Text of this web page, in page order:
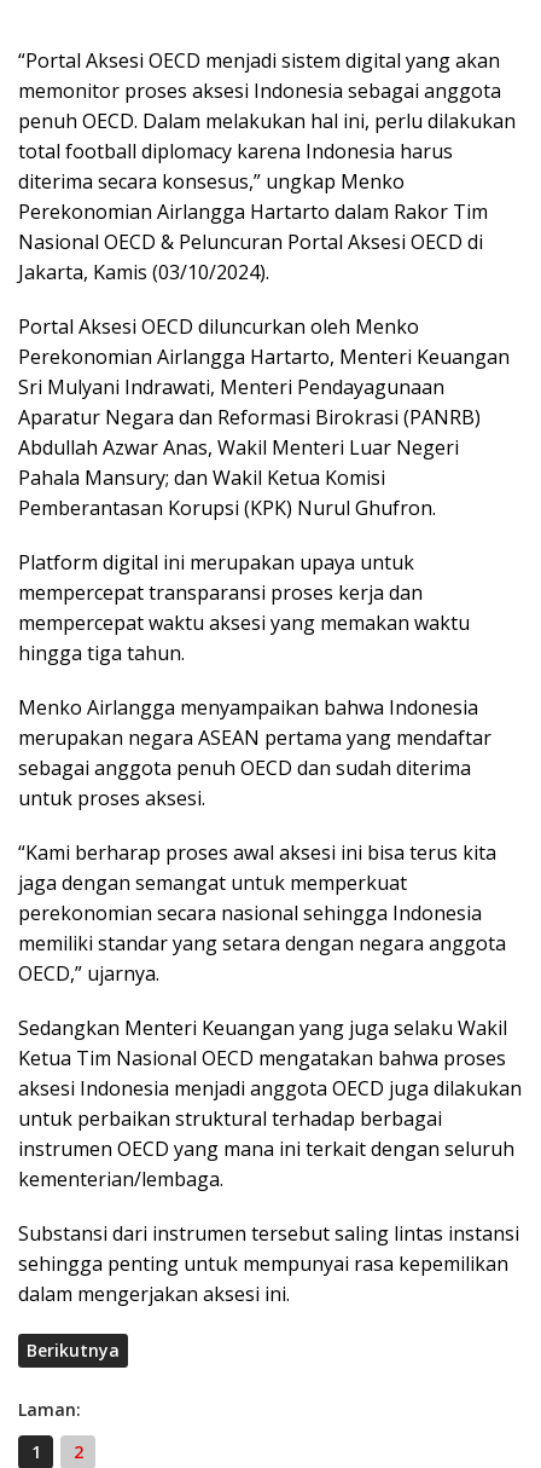
“Portal Aksesi OECD menjadi sistem digital yang akan
memonitor proses aksesi Indonesia sebagai anggota
penuh OECD. Dalam melakukan hal ini, perlu dilakukan
total football diplomacy karena Indonesia harus
diterima secara konsesus,” ungkap Menko
Perekonomian Airlangga Hartarto dalam Rakor Tim
Nasional OECD & Peluncuran Portal Aksesi OECD di
Jakarta, Kamis (03/10/2024).
Portal Aksesi OECD diluncurkan oleh Menko
Perekonomian Airlangga Hartarto, Menteri Keuangan
Sri Mulyani Indrawati, Menteri Pendayagunaan
Aparatur Negara dan Reformasi Birokrasi (PANRB)
Abdullah Azwar Anas, Wakil Menteri Luar Negeri
Pahala Mansury; dan Wakil Ketua Komisi
Pemberantasan Korupsi (KPK) Nurul Ghufron.
Platform digital ini merupakan upaya untuk
mempercepat transparansi proses kerja dan
mempercepat waktu aksesi yang memakan waktu
hingga tiga tahun.
Menko Airlangga menyampaikan bahwa Indonesia
merupakan negara ASEAN pertama yang mendaftar
sebagai anggota penuh OECD dan sudah diterima
untuk proses aksesi.
“Kami berharap proses awal aksesi ini bisa terus kita
jaga dengan semangat untuk memperkuat
perekonomian secara nasional sehingga Indonesia
memiliki standar yang setara dengan negara anggota
OECD,” ujarnya.
Sedangkan Menteri Keuangan yang juga selaku Wakil
Ketua Tim Nasional OECD mengatakan bahwa proses
aksesi Indonesia menjadi anggota OECD juga dilakukan
untuk perbaikan struktural terhadap berbagai
instrumen OECD yang mana ini terkait dengan seluruh
kementerian/lembaga.
Substansi dari instrumen tersebut saling lintas instansi
sehingga penting untuk mempunyai rasa kepemilikan
dalam mengerjakan aksesi ini.
Berikutnya
Laman:
1
2